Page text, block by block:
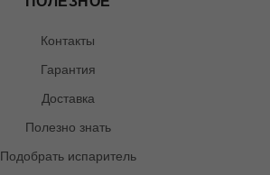
Контакты
Гарантия
Доставка
Полезно знать
Подобрать испаритель